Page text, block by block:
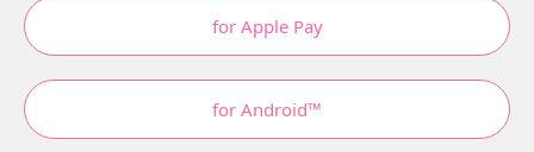
for Apple Pay
for Android™